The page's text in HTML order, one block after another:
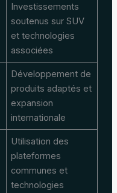
Investissements
soutenus sur SUV
et technologies
associées
Développement de
produits adaptés et
expansion
internationale
Utilisation des
plateformes
communes et
technologies